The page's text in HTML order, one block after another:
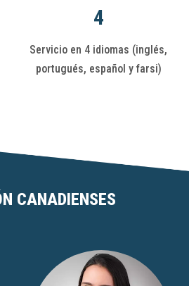
4
Servicio en 4 idiomas (inglés,
portugués, español y farsi)
CANADIENSES